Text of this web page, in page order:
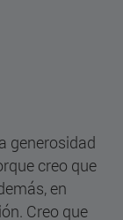
generosidad
creo que
en
Creo que